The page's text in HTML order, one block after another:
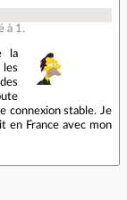
à 1 .
la
connexion stable. Je
en France avec mon